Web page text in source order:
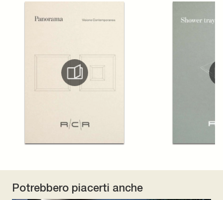
Potrebbero piacerti anche